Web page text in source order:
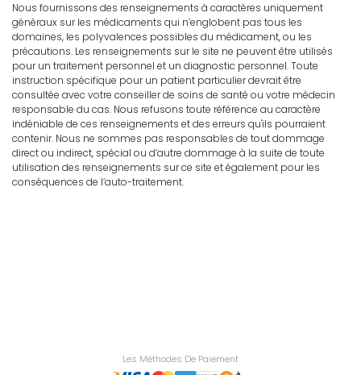
Nous fournissons des renseignements à caractères uniquement
généraux sur les médicaments qui n’englobent pas tous les
domaines, les polyvalences possibles du médicament, ou les
précautions. Les renseignements sur le site ne peuvent être utilisés
pour un traitement personnel et un diagnostic personnel. Toute
instruction spécifique pour un patient particulier devrait être
consultée avec votre conseiller de soins de santé ou votre médecin
responsable du cas. Nous refusons toute référence au caractère
indéniable de ces renseignements et des erreurs qu'ils pourraient
contenir. Nous ne sommes pas responsables de tout dommage
direct ou indirect, spécial ou d’autre dommage à la suite de toute
utilisation des renseignements sur ce site et également pour les
conséquences de l’auto-traitement.
Les Méthodes De Paiement